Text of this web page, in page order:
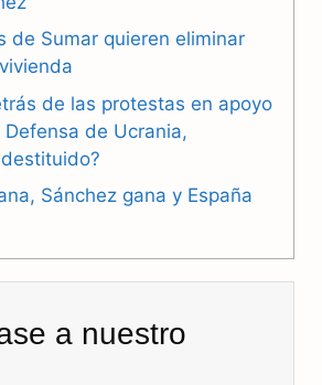
r
m
A
p
de Sumar quieren eliminar
de las protestas en apoyo
de Ucrania,
Sánchez gana y España
a nuestro